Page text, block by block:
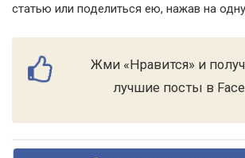
статью или поделиться ею, нажав на
Жми «Нравится» и
лучшие посты в